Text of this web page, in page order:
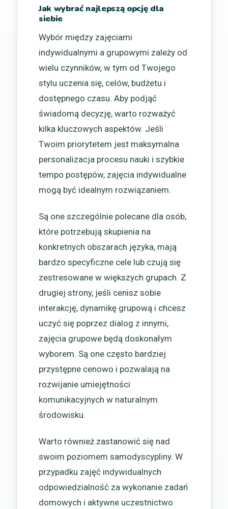
Jak wybrać najlepszą opcję dla
siebie
Wybór między zajęciami
indywidualnymi a grupowymi zależy od
wielu czynników, w tym od Twojego
stylu uczenia się, celów, budżetu i
dostępnego czasu. Aby podjąć
świadomą decyzję, warto rozważyć
kilka kluczowych aspektów. Jeśli
Twoim priorytetem jest maksymalna
personalizacja procesu nauki i szybkie
tempo postępów, zajęcia indywidualne
mogą być idealnym rozwiązaniem.
Są one szczególnie polecane dla osób,
które potrzebują skupienia na
konkretnych obszarach języka, mają
bardzo specyficzne cele lub czują się
zestresowane w większych grupach. Z
drugiej strony, jeśli cenisz sobie
interakcję, dynamikę grupową i chcesz
uczyć się poprzez dialog z innymi,
zajęcia grupowe będą doskonałym
wyborem. Są one często bardziej
przystępne cenowo i pozwalają na
rozwijanie umiejętności
komunikacyjnych w naturalnym
środowisku.
Warto również zastanowić się nad
swoim poziomem samodyscypliny. W
przypadku zajęć indywidualnych
odpowiedzialność za wykonanie zadań
domowych i aktywne uczestnictwo